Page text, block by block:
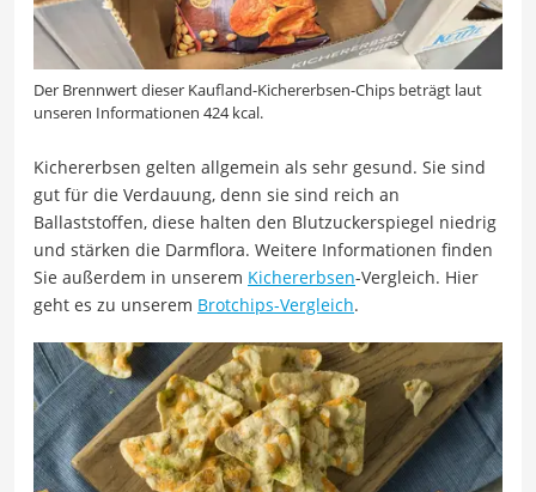
Der Brennwert dieser Kaufland-Kichererbsen-Chips beträgt laut
unseren Informationen 424 kcal.
Kichererbsen gelten allgemein als sehr gesund. Sie sind
gut für die Verdauung, denn sie sind reich an
Ballaststoffen, diese halten den Blutzuckerspiegel niedrig
und stärken die Darmflora. Weitere Informationen finden
Sie außerdem in unserem Kichererbsen-Vergleich. Hier
geht es zu unserem Brotchips-Vergleich.